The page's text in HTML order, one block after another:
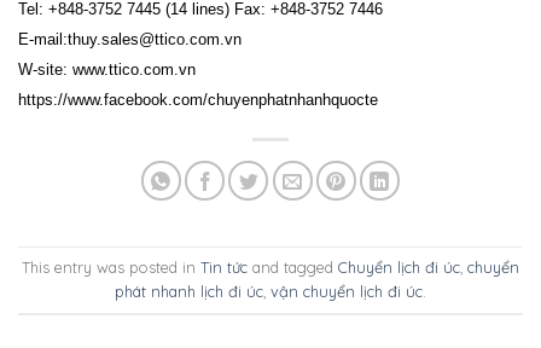
Tel: +848-3752 7445 (14 lines) Fax: +848-3752 7446
E-mail:thuy.sales@ttico.com.vn
W-site: www.ttico.com.vn
https://www.facebook.com/chuyenphatnhanhquocte
This entry was posted in Tin tức and tagged Chuyển lịch đi úc chuyển
phát nhanh lịch đi úc vận chuyển lịch đi úc